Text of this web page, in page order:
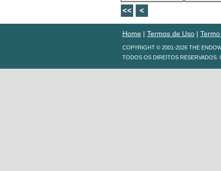
Home | Termos de Uso |
COPYRIGHT © 2001-2026 THE
TODOS OS DIREITOS